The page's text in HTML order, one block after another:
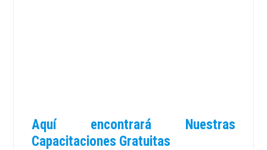
Aquí encontrará Nuestras
Capacitaciones Gratuitas